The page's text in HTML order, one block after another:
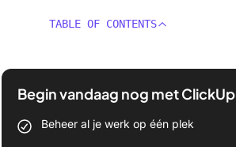
TABLE OF CONTENTS
Begin vandaag nog met ClickUp
Beheer al je werk op één plek